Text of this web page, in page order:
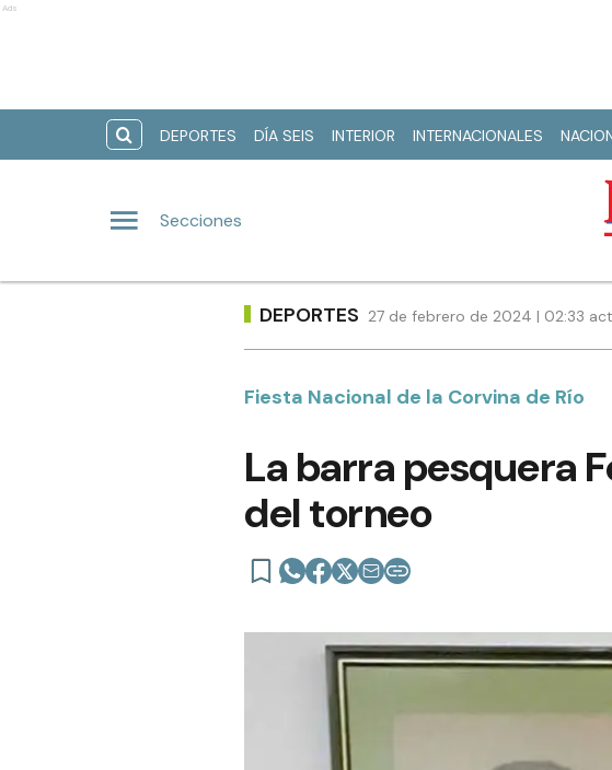
Ads
DEPORTES DÍA SEIS INTERIOR INTERNACIONALES
Secciones
DEPORTES 27 de febrero de 2024 | 02:33
Fiesta Nacional de la Corvina de Río
La barra pesquera
del torneo